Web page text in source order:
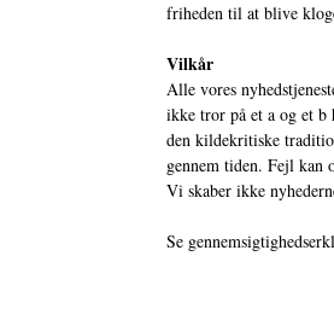
friheden til at blive
Vilkår
Alle vores
ikke tror på et a og et
den kildekritiske
gennem tiden. Fejl
Vi skaber ikke
Se